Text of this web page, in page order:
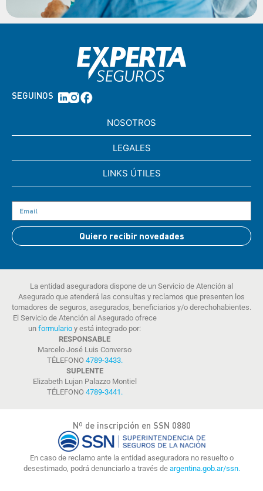
SEGUINOS
NOSOTROS
LEGALES
LINKS ÚTILES
Quiero recibir novedades
La entidad aseguradora dispone de un Servicio de Atención al
Asegurado que atenderá las consultas y reclamos que presenten los
tomadores de seguros, asegurados, beneficiarios y/o derechohabientes.
El Servicio de Atención al Asegurado ofrece
un formulario y está integrado por:
RESPONSABLE
Marcelo José Luis Converso
TÉLEFONO 4789-3433.
SUPLENTE
Elizabeth Lujan Palazzo Montiel
TÉLEFONO 4789-3441 .
Nº de inscripción en SSN 0880
En caso de reclamo ante la entidad aseguradora no resuelto o
desestimado, podrá denunciarlo a través de argentina.gob.ar/ssn.